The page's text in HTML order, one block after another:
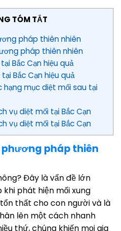
TÓM TẮT
pháp thiên nhiên
pháp thiên nhiên
Bắc Cạn hiệu quả
Bắc Cạn hiệu quả
mục diệt mối sau tại
vụ diệt mối tại Bắc Cạn
vụ diệt mối tại Bắc Cạn
pháp thiên
Đây là vấn đề lớn
phát hiện mối xung
thất cho con người và là
lên một cách nhanh
thứ, chúng khiến mọi gia